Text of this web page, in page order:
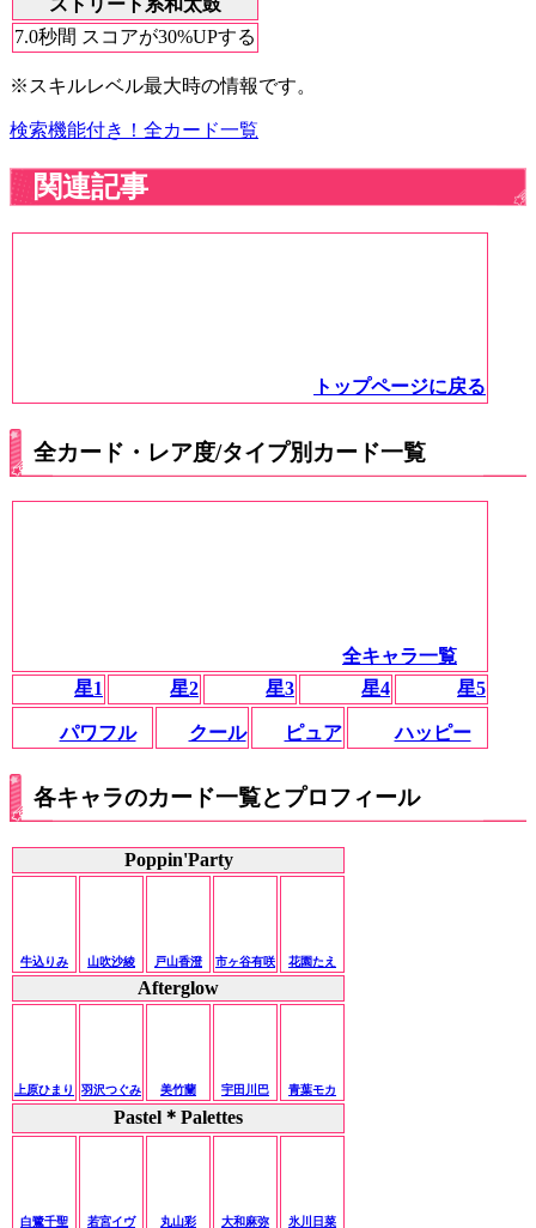
ストリート系和太鼓
7.0秒間 スコアが30%UPする
※スキルレベル最大時の情報です。
検索機能付き！全カード一覧
関連記事
トップページに戻る
全カード・レア度/タイプ別カード一覧
全キャラ一覧
星1
星2 星3 星4 星5
パワフル クール ピュア ハッピー
各キャラのカード一覧とプロフィール
Poppin'Party
牛込りみ 山吹沙綾 戸山香澄 市ヶ谷有咲 花園たえ
Afterglow
上原ひまり 羽沢つぐみ 美竹蘭 宇田川巴 青葉モカ
Pastel＊Palettes
白鷺千聖 若宮イヴ 丸山彩 大和麻弥 氷川日菜